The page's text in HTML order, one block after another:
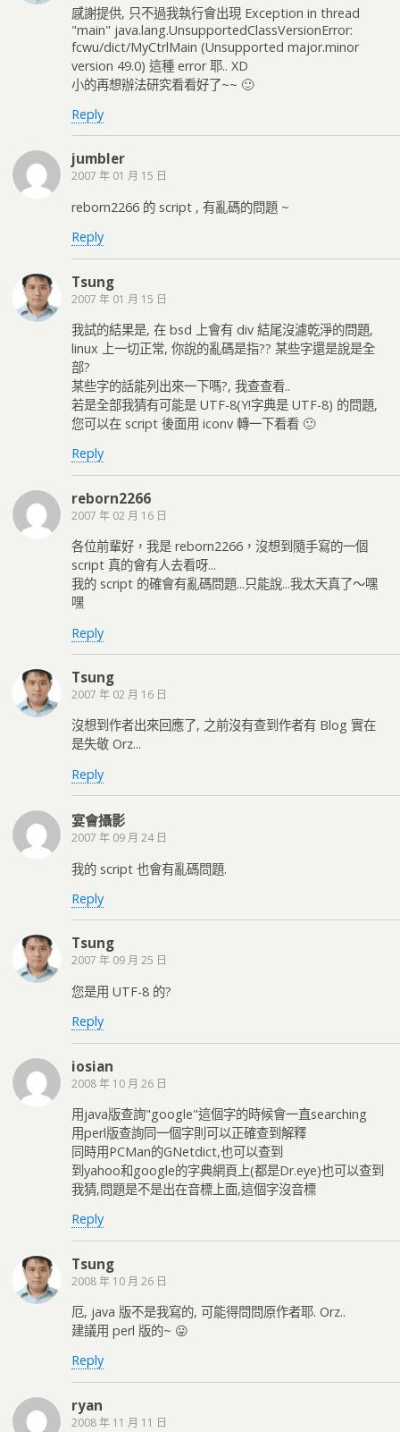
感謝提供, 只不過我執行會出現 Exception in thread
"main" java.lang.UnsupportedClassVersionError:
fcwu/dict/MyCtrlMain (Unsupported major.minor
version 49.0) 這種 error 耶.. XD
小的再想辦法研究看看好了~~ 🙂
Reply
jumbler
2007 年 01 月 15 日
reborn2266 的 script , 有亂碼的問題 ~
Reply
Tsung
2007 年 01 月 15 日
我試的結果是, 在 bsd 上會有 div 結尾沒濾乾淨的問題,
linux 上一切正常, 你說的亂碼是指?? 某些字還是說是全
部?
某些字的話能列出來一下嗎?, 我查查看..
若是全部我猜有可能是 UTF-8(Y!字典是 UTF-8) 的問題,
您可以在 script 後面用 iconv 轉一下看看 🙂
Reply
reborn2266
2007 年 02 月 16 日
各位前輩好，我是 reborn2266，沒想到隨手寫的一個
script 真的會有人去看呀...
我的 script 的確會有亂碼問題...只能說...我太天真了～嘿
嘿
Reply
Tsung
2007 年 02 月 16 日
沒想到作者出來回應了, 之前沒有查到作者有 Blog 實在
是失敬 Orz...
Reply
宴會攝影
2007 年 09 月 24 日
我的 script 也會有亂碼問題.
Reply
Tsung
2007 年 09 月 25 日
您是用 UTF-8 的?
Reply
iosian
2008 年 10 月 26 日
用java版查詢"google"這個字的時候會一直searching
用perl版查詢同一個字則可以正確查到解釋
同時用PCMan的GNetdict,也可以查到
到yahoo和google的字典網頁上(都是Dr.eye)也可以查到
我猜,問題是不是出在音標上面,這個字沒音標
Reply
Tsung
2008 年 10 月 26 日
厄, java 版不是我寫的, 可能得問問原作者耶. Orz..
建議用 perl 版的~ 😛
Reply
ryan
2008 年 11 月 11 日